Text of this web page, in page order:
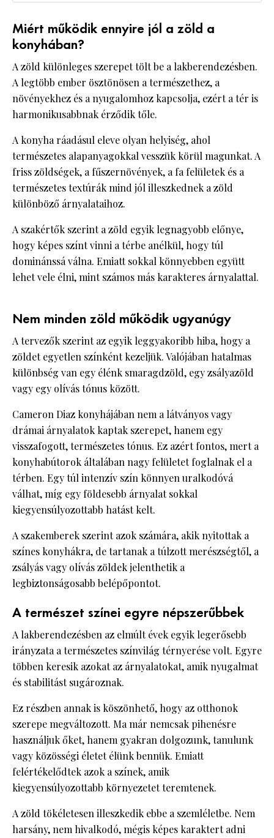
Miért működik ennyire jól a zöld a
konyhában?
A zöld különleges szerepet tölt be a lakberendezésben.
A legtöbb ember ösztönösen a természethez, a
növényekhez és a nyugalomhoz kapcsolja, ezért a tér is
harmonikusabbnak érződik tőle.
A konyha ráadásul eleve olyan helyiség, ahol
természetes alapanyagokkal vesszük körül magunkat. A
friss zöldségek, a fűszernövények, a fa felületek és a
természetes textúrák mind jól illeszkednek a zöld
különböző árnyalataihoz.
A szakértők szerint a zöld egyik legnagyobb előnye,
hogy képes színt vinni a térbe anélkül, hogy túl
dominánssá válna. Emiatt sokkal könnyebben együtt
lehet vele élni, mint számos más karakteres árnyalattal.
Nem minden zöld működik ugyanúgy
A tervezők szerint az egyik leggyakoribb hiba, hogy a
zöldet egyetlen színként kezeljük. Valójában hatalmas
különbség van egy élénk smaragdzöld, egy zsályazöld
vagy egy olívás tónus között.
Cameron Diaz konyhájában nem a látványos vagy
drámai árnyalatok kaptak szerepet, hanem egy
visszafogott, természetes tónus. Ez azért fontos, mert a
konyhabútorok általában nagy felületet foglalnak el a
térben. Egy túl intenzív szín könnyen uralkodóvá
válhat, míg egy földesebb árnyalat sokkal
kiegyensúlyozottabb hatást kelt.
A szakemberek szerint azok számára, akik nyitottak a
színes konyhákra, de tartanak a túlzott merészségtől, a
zsályás vagy olívás zöldek jelenthetik a
legbiztonságosabb belépőpontot.
A természet színei egyre népszerűbbek
A lakberendezésben az elmúlt évek egyik legerősebb
irányzata a természetes színvilág térnyerése volt. Egyre
többen keresik azokat az árnyalatokat, amik nyugalmat
és stabilitást sugároznak.
Ez részben annak is köszönhető, hogy az otthonok
szerepe megváltozott. Ma már nemcsak pihenésre
használjuk őket, hanem gyakran dolgozunk, tanulunk
vagy közösségi életet élünk bennük. Emiatt
felértékelődtek azok a színek, amik
kiegyensúlyozottabb környezetet teremtenek.
A zöld tökéletesen illeszkedik ebbe a szemléletbe. Nem
harsány, nem hivalkodó, mégis képes karaktert adni